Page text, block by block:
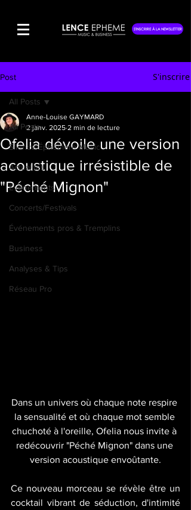
S'INSCRIRE À LA NEWSLETTER
Post S'inscrire
All Posts
Silence Éphémère Music
Actualités
Événements
Concerts/Festivals
Événements pros & Tremplins
Business
Analyses & Tips
Réseau Pro
All Posts
Ofelia dévoile une version
acoustique irrésistible de
"Péché Mignon"
Anne-Louise GAYMARD
2 janv. 2025 2 min de lecture
Dans un univers où chaque note respire
la sensualité et où chaque mot semble
chuchoté à l'oreille, Ofelia nous invite à
redécouvrir "Péché Mignon" dans une
version acoustique envoûtante.
Ce nouveau morceau se révèle être un
cocktail vibrant de séduction, d'intimité